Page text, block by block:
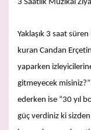
3 Saatlik Müzikal
Yaklaşık 3 saat
kuran Candan
yaparken
gitmeyecek
ederken ise “30 yıl
güç verdiniz ki